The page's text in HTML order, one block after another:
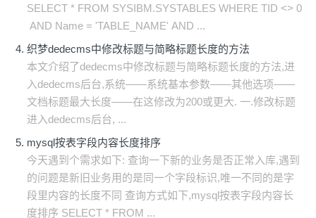
SELECT * FROM SYSIBM.SYSTABLES WHERE TID <> 0
AND Name = 'TABLE_NAME' AND ...
织梦dedecms中修改标题与简略标题长度的方法
本文介绍了dedecms中修改标题与简略标题长度的方法,进
入dedecms后台,系统——系统基本参数——其他选项——
文档标题最大长度——在这修改为200或更大. 一.修改标题
进入dedecms后台, ...
mysql按表字段内容长度排序
今天遇到个需求如下: 查询一下新的业务是否正常入库,遇到
的问题是新旧业务用的是同一个字段标识,唯一不同的是字
段里内容的长度不同 查询方式如下,mysql按表字段内容长
度排序 SELECT * FROM ...